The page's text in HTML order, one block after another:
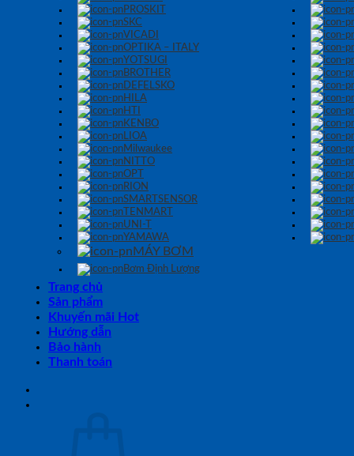
PROSKIT
SKC
VICADI
OPTIKA – ITALY
YOTSUGI
BROTHER
DEFELSKO
HILA
HTI
KENBO
LIOA
Milwaukee
NITTO
OPT
RION
SMARTSENSOR
TENMART
UNI-T
YAMAWA
MÁY BƠM
Bơm Định Lượng
Trang chủ
Sản phẩm
Khuyến mãi Hot
Hướng dẫn
Bảo hành
Thanh toán